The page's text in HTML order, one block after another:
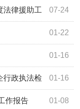
07-24
法律援助工
01-22
01-16
01-16
行政执法检
01-08
作报告